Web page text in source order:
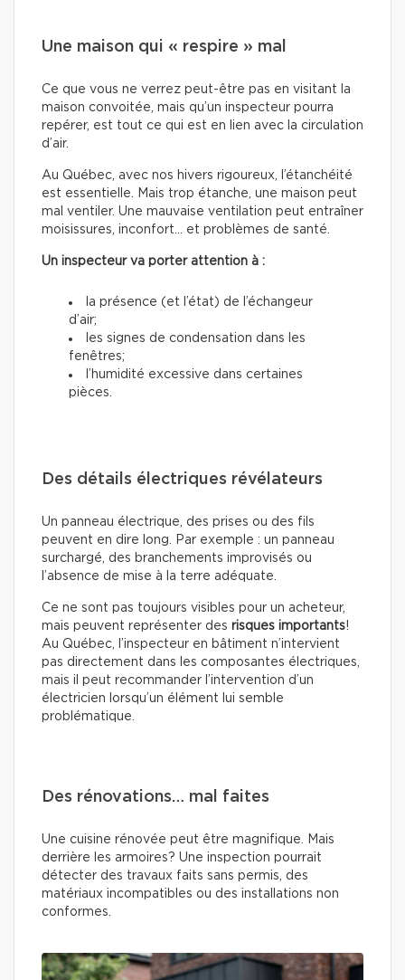
Une maison qui « respire » mal
Ce que vous ne verrez peut-être pas en visitant la
maison convoitée, mais qu’un inspecteur pourra
repérer, est tout ce qui est en lien avec la circulation
d’air.
Au Québec, avec nos hivers rigoureux, l’étanchéité
est essentielle. Mais trop étanche, une maison peut
mal ventiler. Une mauvaise ventilation peut entraîner
moisissures, inconfort… et problèmes de santé.
Un inspecteur va porter attention à :
la présence (et l’état) de l’échangeur
d’air;
les signes de condensation dans les
fenêtres;
l’humidité excessive dans certaines
pièces.
Des détails électriques révélateurs
Un panneau électrique, des prises ou des fils
peuvent en dire long. Par exemple : un panneau
surchargé, des branchements improvisés ou
l’absence de mise à la terre adéquate.
Ce ne sont pas toujours visibles pour un acheteur,
mais peuvent représenter des risques importants!
Au Québec, l’inspecteur en bâtiment n’intervient
pas directement dans les composantes électriques,
mais il peut recommander l’intervention d’un
électricien lorsqu’un élément lui semble
problématique.
Des rénovations… mal faites
Une cuisine rénovée peut être magnifique. Mais
derrière les armoires? Une inspection pourrait
détecter des travaux faits sans permis, des
matériaux incompatibles ou des installations non
conformes.